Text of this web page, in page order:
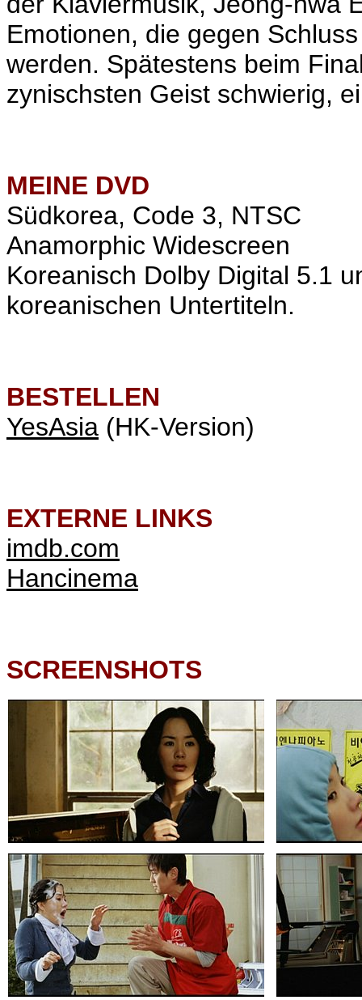
Emotionen, die gegen
werden. Spätestens beim
zynischsten Geist schwierig,
MEINE DVD
Südkorea, Code 3, NTSC
Anamorphic Widescreen
Koreanisch Dolby Digital 5.1
koreanischen Untertiteln.
BESTELLEN
YesAsia (HK-Version)
EXTERNE LINKS
imdb.com
Hancinema
SCREENSHOTS